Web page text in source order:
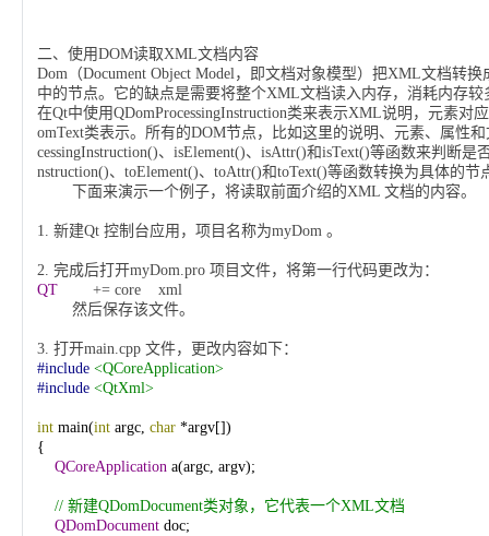
二、使用DOM读取XML文档内容
Dom（Document Object Model，即文档对象模型）把XML文档转
中的节点。它的缺点是需要将整个XML文档读入内存，消耗内存较
在Qt中使用QDomProcessingInstruction类来表示XML说明，元素对
omText类表示。所有的DOM节点，比如这里的说明、元素、属性
cessingInstruction()、isElement()、isAttr()和isText()等函数来判断
nstruction()、toElement()、toAttr()和toText()等函数转换为具体的节
下面来演示一个例子，将读取前面介绍的XML 文档的内容。
1. 新建Qt 控制台应用，项目名称为myDom 。
2. 完成后打开myDom.pro 项目文件，将第一行代码更改为：
QT
+= core xml
然后保存该文件。
3. 打开main.cpp 文件，更改内容如下：
#include <QCoreApplication>
#include <QtXml>
int main(int argc, char *argv[])
{
QCoreApplication a(argc, argv);
// 新建QDomDocument类对象，它代表一个XML文档
QDomDocument doc;